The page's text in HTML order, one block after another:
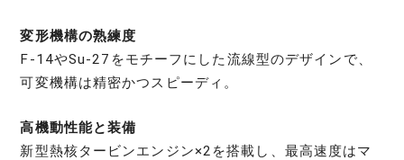
変形機構の熟練度
F-14やSu-27をモチーフにした流線型のデザインで、
可変機構は精密かつスピーディ。
高機動性能と装備
新型熱核タービンエンジン×2を搭載し、最高速度はマ